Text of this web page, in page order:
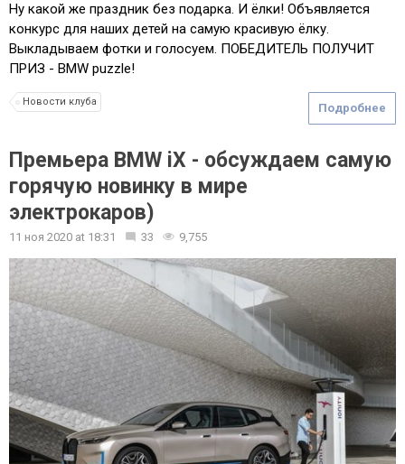
Ну какой же праздник без подарка. И ёлки! Объявляется
конкурс для наших детей на самую красивую ёлку.
Выкладываем фотки и голосуем. ПОБЕДИТЕЛЬ ПОЛУЧИТ
ПРИЗ - BMW puzzle!
Подробнее
Новости клуба
Премьера BMW iX - обсуждаем самую
горячую новинку в мире
электрокаров)
11 ноя 2020 at 18:31 33 9,755